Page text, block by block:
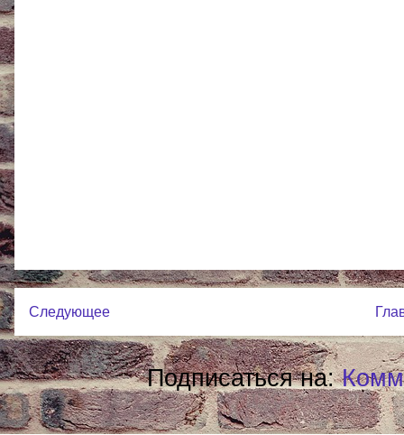
Следующее
Подписаться на: